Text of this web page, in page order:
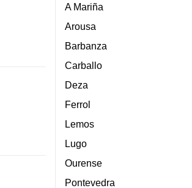
A Mariña
Arousa
Barbanza
Carballo
Deza
Ferrol
Lemos
Lugo
Ourense
Pontevedra